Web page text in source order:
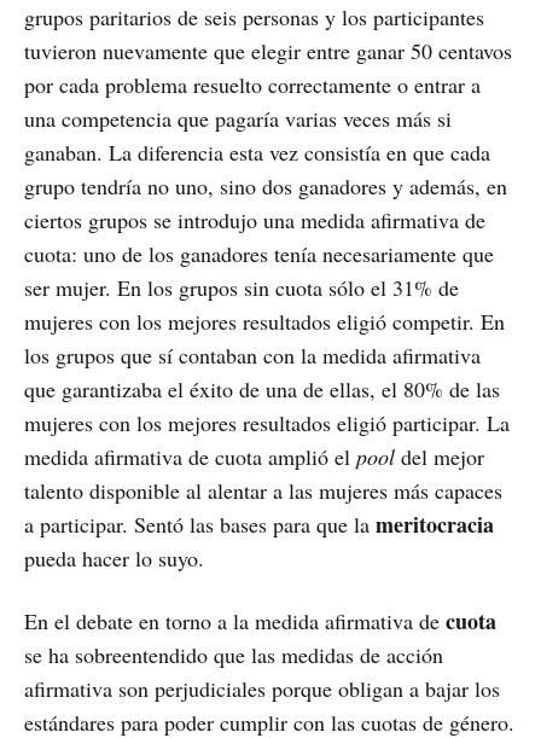
grupos paritarios de seis personas y los participantes
tuvieron nuevamente que elegir entre ganar 50 centavos
por cada problema resuelto correctamente o entrar a
una competencia que pagaría varias veces más si
ganaban. La diferencia esta vez consistía en que cada
grupo tendría no uno, sino dos ganadores y además, en
ciertos grupos se introdujo una medida afirmativa de
cuota: uno de los ganadores tenía necesariamente que
ser mujer. En los grupos sin cuota sólo el 31% de
mujeres con los mejores resultados eligió competir. En
los grupos que sí contaban con la medida afirmativa
que garantizaba el éxito de una de ellas, el 80% de las
mujeres con los mejores resultados eligió participar. La
medida afirmativa de cuota amplió el pool del mejor
talento disponible al alentar a las mujeres más capaces
a participar. Sentó las bases para que la meritocracia
pueda hacer lo suyo.
En el debate en torno a la medida afirmativa de cuota
se ha sobreentendido que las medidas de acción
afirmativa son perjudiciales porque obligan a bajar los
estándares para poder cumplir con las cuotas de género.